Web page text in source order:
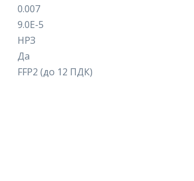
0.007
9.0E-5
НРЗ
Да
FFP2 (до 12 ПДК)